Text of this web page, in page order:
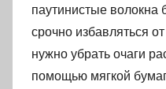
паутинистые волокна
срочно избавляться
нужно убрать очаги
помощью мягкой